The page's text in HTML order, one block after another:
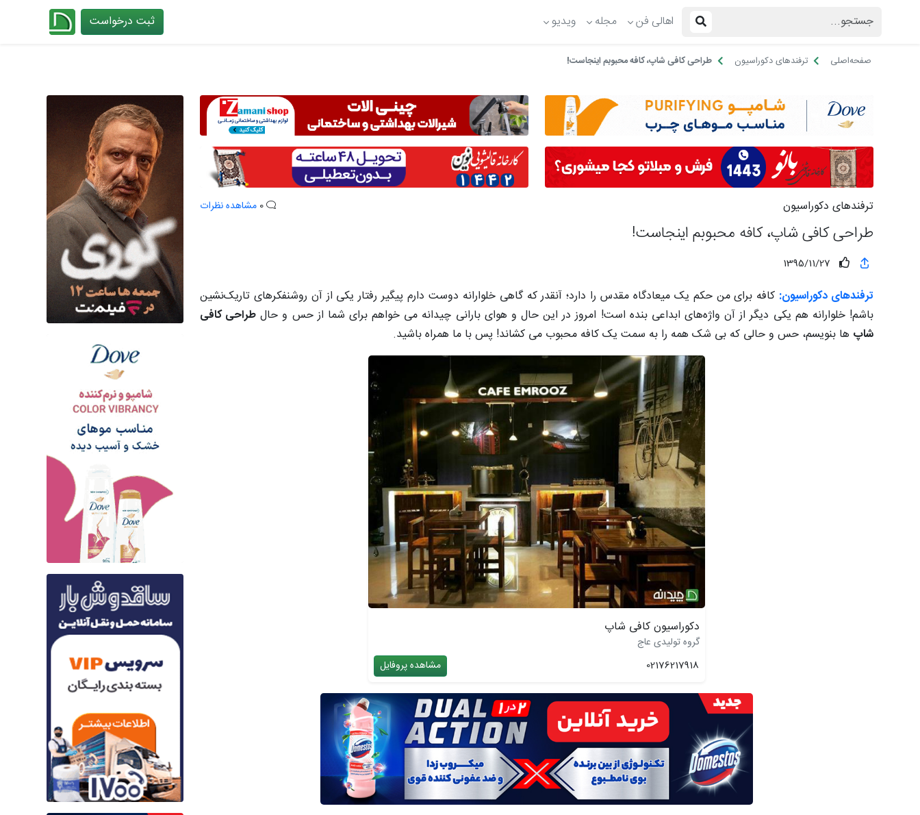
اهالی فن مجله ویدیو ثبت درخواست
صفحه‌اصلی ترفندهای دکوراسیون طراحی کافی شاپ، کافه محبوبم اینجاست!
ترفندهای دکوراسیون مشاهده نظرات
طراحی کافی شاپ، کافه محبوبم اینجاست!
1395/11/27
ترفندهای دکوراسیون: کافه برای من حکم یک میعادگاه مقدس را دارد؛ آنقدر که گاهی خلوارانه دوست دارم پیگیر رفتار یکی از آن روشنفکرهای تاریک‌نشین
باشم! خلوارانه هم یکی دیگر از آن واژه‌های ابداعی بنده است! امروز در این حال و هوای بارانی چیدانه می خواهم برای شما از حس و حال طراحی کافی
شاپ ها بنویسم، حس و حالی که بی شک همه را به سمت یک کافه محبوب می کشاند! پس با ما همراه باشید.
دکوراسیون کافی شاپ
گروه تولیدی عاج
02176217918
مشاهده پروفایل